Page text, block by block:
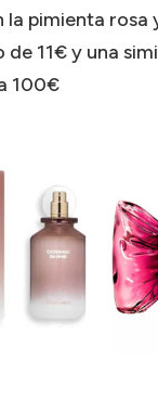
pimienta rosa
de 11€ y una
100€